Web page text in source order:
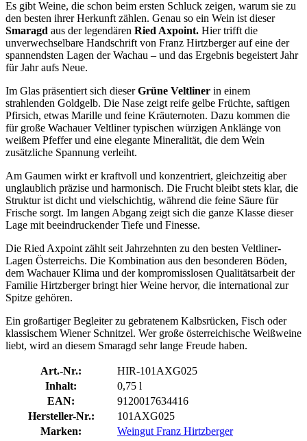
Es gibt Weine, die schon beim ersten Schluck zeigen, warum sie zu
den besten ihrer Herkunft zählen. Genau so ein Wein ist dieser
Smaragd aus der legendären Ried Axpoint. Hier trifft die
unverwechselbare Handschrift von Franz Hirtzberger auf eine der
spannendsten Lagen der Wachau – und das Ergebnis begeistert Jahr
für Jahr aufs Neue.
Im Glas präsentiert sich dieserGrüne Veltliner in einem
strahlenden Goldgelb. Die Nase zeigt reife gelbe Früchte, saftigen
Pfirsich, etwas Marille und feine Kräuternoten. Dazu kommen die
für große Wachauer Veltliner typischen würzigen Anklänge von
weißem Pfeffer und eine elegante Mineralität, die dem Wein
zusätzliche Spannung verleiht.
Am Gaumen wirkt er kraftvoll und konzentriert, gleichzeitig aber
unglaublich präzise und harmonisch. Die Frucht bleibt stets klar, die
Struktur ist dicht und vielschichtig, während die feine Säure für
Frische sorgt. Im langen Abgang zeigt sich die ganze Klasse dieser
Lage mit beeindruckender Tiefe und Finesse.
Die Ried Axpoint zählt seit Jahrzehnten zu den besten Veltliner-
Lagen Österreichs. Die Kombination aus den besonderen Böden,
dem Wachauer Klima und der kompromisslosen Qualitätsarbeit der
Familie Hirtzberger bringt hier Weine hervor, die international zur
Spitze gehören.
Ein großartiger Begleiter zu gebratenem Kalbsrücken, Fisch oder
klassischem Wiener Schnitzel. Wer große österreichische Weißweine
liebt, wird an diesem Smaragd sehr lange Freude haben.
Art.-Nr.:
HIR-101AXG025
Inhalt:
0,75 l
EAN:
9120017634416
Hersteller-Nr.:
101AXG025
Marken:
Weingut Franz Hirtzberger